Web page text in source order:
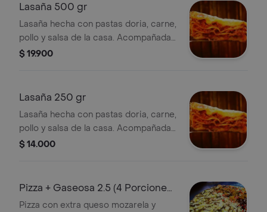
Lasaña 500 gr
Lasaña hecha con pastas doria, carne,
pollo y salsa de la casa. Acompañada
con pan francés.
$ 19.900
Lasaña 250 gr
Lasaña hecha con pastas doria, carne,
pollo y salsa de la casa. Acompañada
con pan francés.
$ 14.000
Pizza + Gaseosa 2.5 (4 Porciones
Grande)
Pizza con extra queso mozarela y